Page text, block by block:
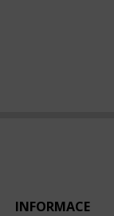
INFORMACE